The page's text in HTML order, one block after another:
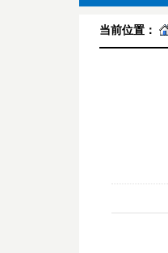
当前位置：